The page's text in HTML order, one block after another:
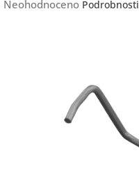
Průměrné
Neohodnoceno